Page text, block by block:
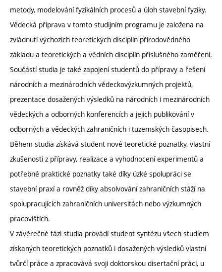
metody, modelování fyzikálních procesů a úloh stavební fyziky.
Vědecká příprava v tomto studijním programu je založena na
zvládnutí výchozích teoretických disciplín přírodovědného
základu a teoretických a vědních disciplín příslušného zaměření.
Součástí studia je také zapojení studentů do přípravy a řešení
národních a mezinárodních vědeckovýzkumných projektů,
prezentace dosažených výsledků na národních i mezinárodních
vědeckých a odborných konferencích a jejich publikování v
odborných a vědeckých zahraničních i tuzemských časopisech.
Během studia získává student nové teoretické poznatky, vlastní
zkušenosti z přípravy, realizace a vyhodnocení experimentů a
potřebné praktické poznatky také díky úzké spolupráci se
stavební praxí a rovněž díky absolvování zahraničních stáží na
spolupracujících zahraničních universitách nebo výzkumných
pracovištích.
V závěrečné fázi studia provádí student syntézu všech studiem
získaných teoretických poznatků i dosažených výsledků vlastní
tvůrčí práce a zpracovává svoji doktorskou disertační práci, u